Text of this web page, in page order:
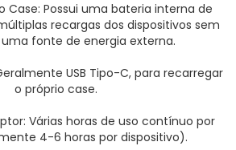
Case: Possui uma bateria interna de
recargas dos dispositivos sem
fonte de energia externa.
USB Tipo-C, para recarregar
o próprio case.
Várias horas de uso contínuo por
4-6 horas por dispositivo).